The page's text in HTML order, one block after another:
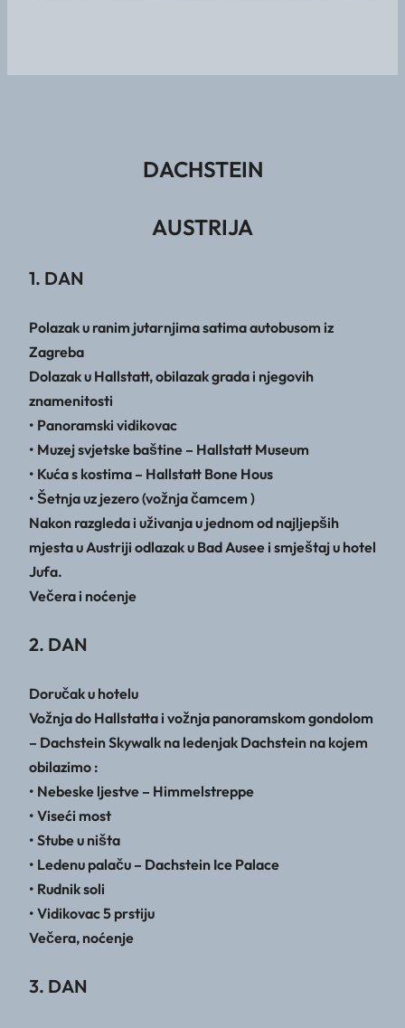
DACHSTEIN
AUSTRIJA
1. DAN
Polazak u ranim jutarnjima satima autobusom iz
Zagreba
Dolazak u Hallstatt, obilazak grada i njegovih
znamenitosti
• Panoramski vidikovac
• Muzej svjetske baštine – Hallstatt Museum
• Kuća s kostima – Hallstatt Bone Hous
• Šetnja uz jezero (vožnja čamcem )
Nakon razgleda i uživanja u jednom od najljepših
mjesta u Austriji odlazak u Bad Ausee i smještaj u hotel
Jufa.
Večera i noćenje
2. DAN
Doručak u hotelu
Vožnja do Hallstatta i vožnja panoramskom gondolom
– Dachstein Skywalk na ledenjak Dachstein na kojem
obilazimo :
• Nebeske ljestve – Himmelstreppe
• Viseći most
• Stube u ništa
• Ledenu palaču – Dachstein Ice Palace
• Rudnik soli
• Vidikovac 5 prstiju
Večera, noćenje
3. DAN